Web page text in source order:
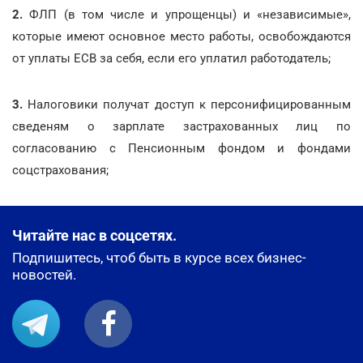
2. ФЛП (в том числе и упрощенцы) и «независимые»,
которые имеют основное место работы, освобождаются
от уплаты ЕСВ за себя, если его уплатил работодатель;
3. Налоговики получат доступ к персонифицированным
сведеням о зарплате застрахованных лиц по
согласованию с Пенсионным фондом и фондами
соцстрахования;
Читайте нас в соцсетях.
Подпишитесь, чтоб быть в курсе всех бизнес-
новостей.